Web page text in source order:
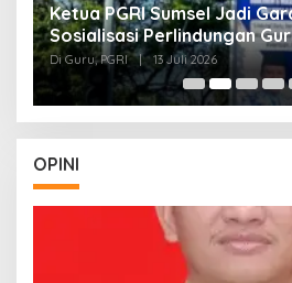
Ketua PGRI Sumsel Jadi
Sosialisasi Perlindungan
Di Guru, PGRI | 13 Juli 2026
OPINI